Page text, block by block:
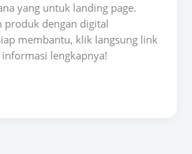
yang untuk landing page.
produk dengan digital
membantu, klik langsung link
lengkapnya!